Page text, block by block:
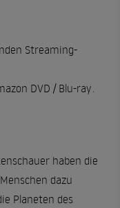
Streaming-
DVD / Blu-ray
haben die
dazu
Planeten des